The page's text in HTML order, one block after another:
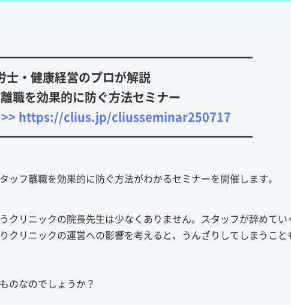
士・健康経営のプロが解説
職を効果的に防ぐ方法セミナー
>> https://clius.jp/cliusseminar250717
ッフ離職を効果的に防ぐ方法がわかるセミナーを開催します。
クリニックの院長先生は少なくありません。スタッフが辞めてい
クリニックの運営への影響を考えると、うんざりしてしまうこと
のなのでしょうか？